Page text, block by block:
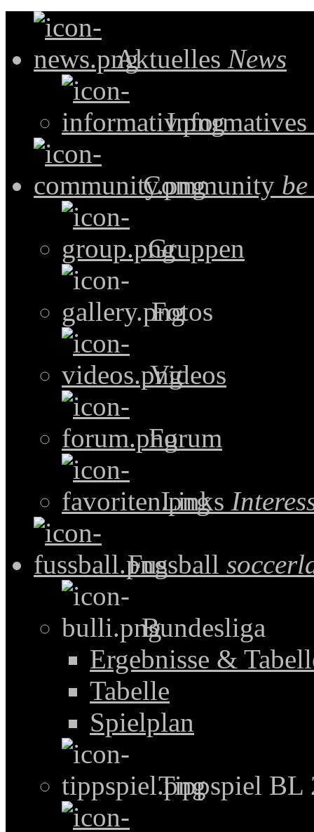
Aktuelles News
Informatives
Community
Gruppen
Fotos
Videos
Forum
Links
Fussball
Bundesliga
Ergebnisse &
Tabelle
Spielplan
Tippspiel BL